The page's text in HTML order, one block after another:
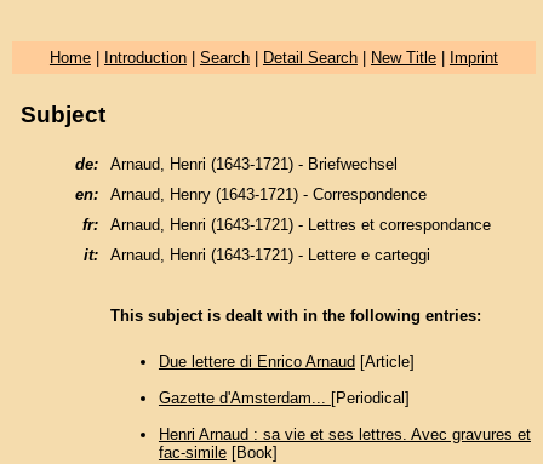
Home| Introduction| Search| Detail Search| New Title| Imprint
Subject
de:
Arnaud, Henri (1643-1721) - Briefwechsel
en:
Arnaud, Henry (1643-1721) - Correspondence
fr:
Arnaud, Henri (1643-1721) - Lettres et correspondance
it:
Arnaud, Henri (1643-1721) - Lettere e carteggi
This subject is dealt with in the following entries:
Due lettere di Enrico Arnaud [Article]
Gazette d'Amsterdam... [Periodical]
Henri Arnaud : sa vie et ses lettres. Avec gravures et
fac-simile[Book]